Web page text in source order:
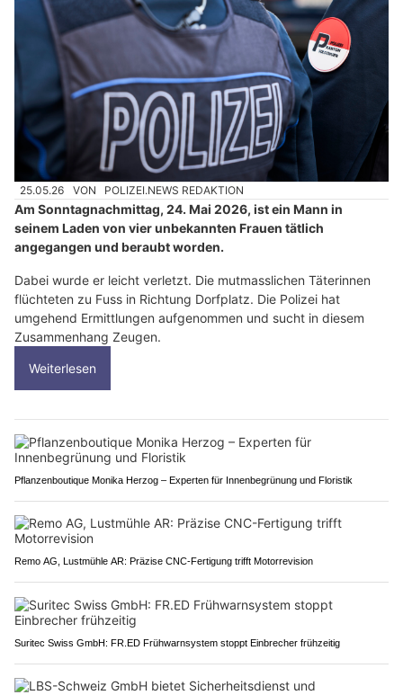
25.05.26 VON POLIZEI.NEWS REDAKTION
Am Sonntagnachmittag, 24. Mai 2026, ist ein Mann in
seinem Laden von vier unbekannten Frauen tätlich
angegangen und beraubt worden.
Dabei wurde er leicht verletzt. Die mutmasslichen Täterinnen
flüchteten zu Fuss in Richtung Dorfplatz. Die Polizei hat
umgehend Ermittlungen aufgenommen und sucht in diesem
Zusammenhang Zeugen.
Weiterlesen
Pflanzenboutique Monika Herzog – Experten für Innenbegrünung und Floristik
Remo AG, Lustmühle AR: Präzise CNC-Fertigung trifft Motorrevision
Suritec Swiss GmbH: FR.ED Frühwarnsystem stoppt Einbrecher frühzeitig